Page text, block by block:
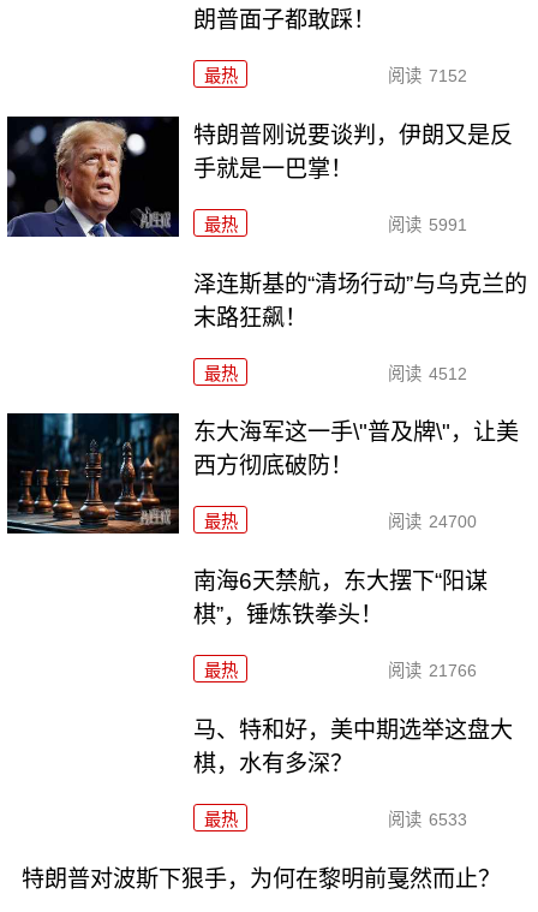
朗普面子都敢踩！
最热 阅读 7152
特朗普刚说要谈判，伊朗又是反
手就是一巴掌！
最热 阅读 5991
泽连斯基的“清场行动”与乌克兰的
末路狂飙！
最热 阅读 4512
东大海军这一手\"普及牌\"，让美
西方彻底破防！
最热 阅读 24700
南海6天禁航，东大摆下“阳谋
棋”，锤炼铁拳头！
最热 阅读 21766
马、特和好，美中期选举这盘大
棋，水有多深？
最热 阅读 6533
特朗普对波斯下狠手，为何在黎明前戛然而止？